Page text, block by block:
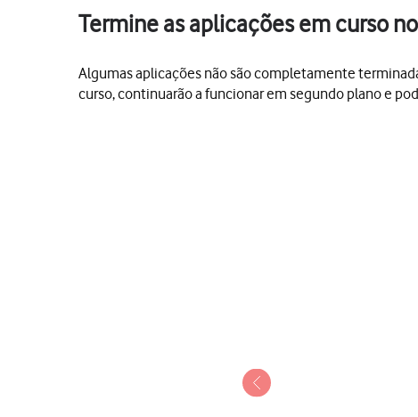
Termine as aplicações em curso
Algumas aplicações não são completamente
curso, continuarão a funcionar em segundo plano e